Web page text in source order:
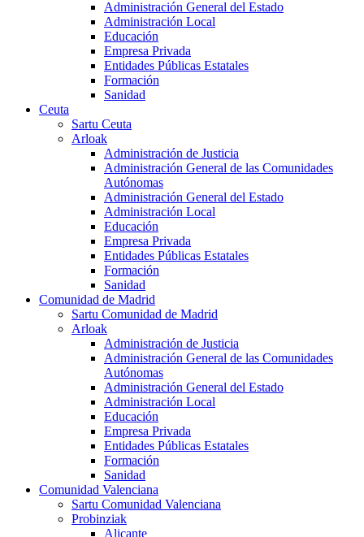
Administración General del Estado
Administración Local
Educación
Empresa Privada
Entidades Públicas Estatales
Formación
Sanidad
Ceuta
Sartu Ceuta
Arloak
Administración de Justicia
Administración General de las Comunidades
Autónomas
Administración General del Estado
Administración Local
Educación
Empresa Privada
Entidades Públicas Estatales
Formación
Sanidad
Comunidad de Madrid
Sartu Comunidad de Madrid
Arloak
Administración de Justicia
Administración General de las Comunidades
Autónomas
Administración General del Estado
Administración Local
Educación
Empresa Privada
Entidades Públicas Estatales
Formación
Sanidad
Comunidad Valenciana
Sartu Comunidad Valenciana
Probinziak
Alicante